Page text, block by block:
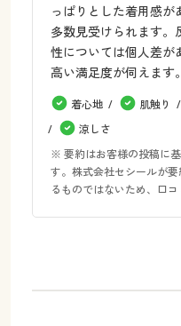
っぱりとした着用感が
多数見受けられます。
性については個人差が
高い満足度が伺えます。
着心地 肌触り
涼しさ
※ 要約はお客様の投稿に
す。株式会社セシールが
るものではないため、口